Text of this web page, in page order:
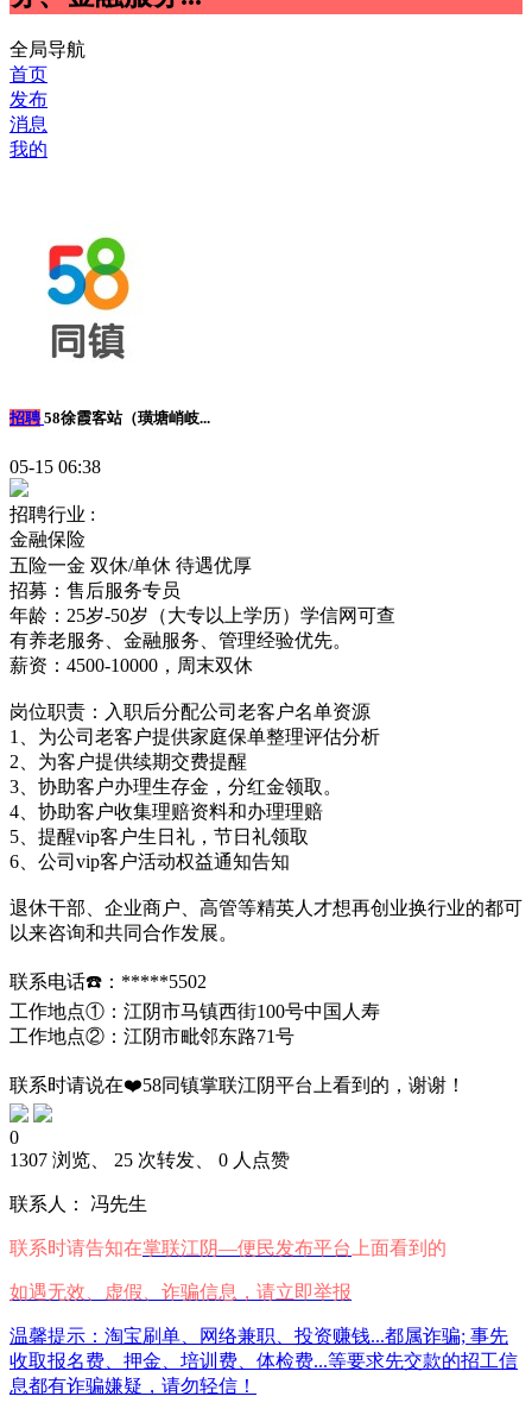
全局导航
首页
发布
消息
我的
招聘 58徐霞客站（璜塘峭岐...
05-15 06:38
招聘行业 :
金融保险
五险一金 双休/单休 待遇优厚
招募：售后服务专员
年龄：25岁-50岁（大专以上学历）学信网可查
有养老服务、金融服务、管理经验优先。
薪资：4500-10000，周末双休
岗位职责：入职后分配公司老客户名单资源
1、为公司老客户提供家庭保单整理评估分析
2、为客户提供续期交费提醒
3、协助客户办理生存金，分红金领取。
4、协助客户收集理赔资料和办理理赔
5、提醒vip客户生日礼，节日礼领取
6、公司vip客户活动权益通知告知
退休干部、企业商户、高管等精英人才想再创业换行业的都可
以来咨询和共同合作发展。
联系电话☎️：*****5502
​工作地点①：江阴市马镇西街100号中国人寿
工作地点②：江阴市毗邻东路71号
联系时请说在❤️58同镇掌联江阴平台上看到的，谢谢！
0
1307 浏览、 25 次转发、 0 人点赞
联系人： 冯先生
联系时请告知在掌联江阴—便民发布平台 上面看到的
如遇无效、虚假、诈骗信息，请立即举报
温馨提示：淘宝刷单、网络兼职、投资赚钱...都属诈骗; 事先
收取报名费、押金、培训费、体检费...等要求先交款的招工信
息都有诈骗嫌疑，请勿轻信！